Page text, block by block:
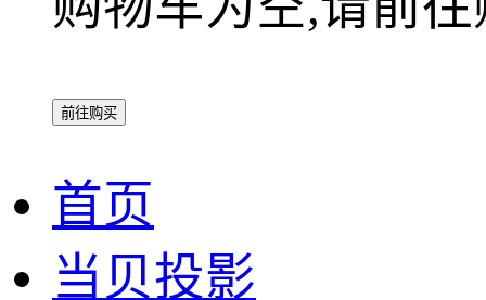
前往购买
首页
当贝投影